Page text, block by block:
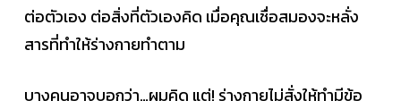
ต่อตัวเอง ต่อสิ่งที่ตัวเองคิด เมื่อคุณเชื่อสมองจะหลั่ง
สารที่ทำให้ร่างกายทำตาม
บางคนอาจบอกว่า…ผมคิด แต่! ร่างกายไม่สั่งให้ทำมีข้อ